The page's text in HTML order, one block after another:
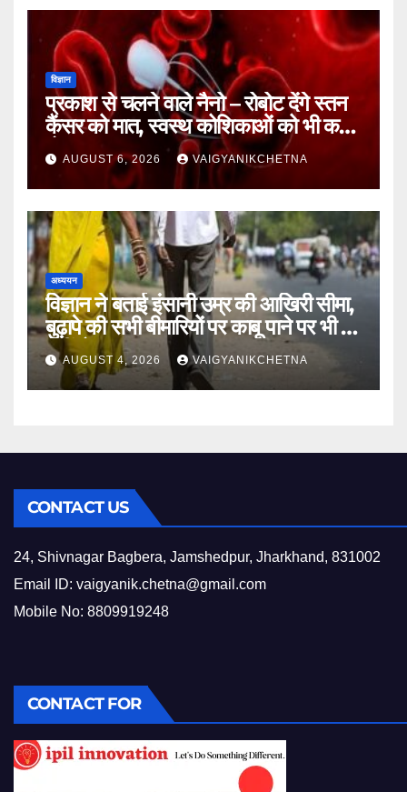
विज्ञान
प्रकाश से चलने वाले नैनो – रोबोट देंगे स्तन
कैंसर को मात, स्वस्थ कोशिकाओं को भी कम
होगा नुकसान
AUGUST 6, 2026 VAIGYANIKCHETNA
अध्ययन
विज्ञान ने बताई इंसानी उम्र की आखिरी सीमा,
बुढ़ापे की सभी बीमारियों पर काबू पाने पर भी वह
नहीं होगा ‘अमर’
AUGUST 4, 2026 VAIGYANIKCHETNA
CONTACT US
24, Shivnagar Bagbera, Jamshedpur, Jharkhand, 831002
Email ID: vaigyanik.chetna@gmail.com
Mobile No: 8809919248
CONTACT FOR